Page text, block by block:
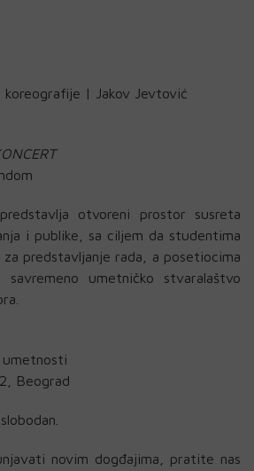
koreografije | Jakov Jevtović
otvoreni prostor susreta
i publike, sa ciljem da studentima
predstavljanje rada, a posetiocima
umetničko stvaralaštvo
umetnosti
Beograd
novim dogđajima, pratite nas